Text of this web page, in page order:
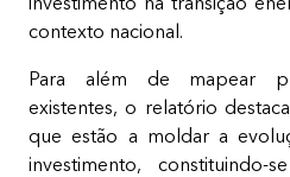
contexto nacional.
Para além de mapear
existentes, o relatório
que estão a moldar a
investimento,